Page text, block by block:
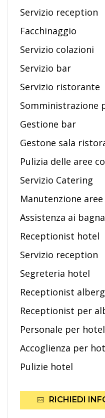
Servizio reception
Facchinaggio
Servizio colazioni
Servizio bar
Servizio ristorante
Somministrazione
Gestione bar
Gestone sala
Pulizia delle aree
Servizio Catering
Manutenzione
Assistenza ai
Receptionist hotel
Servizio reception
Segreteria hotel
Receptionist
Receptionist per
Personale per hotel
Accoglienza per
Pulizie hotel
RICHIEDI